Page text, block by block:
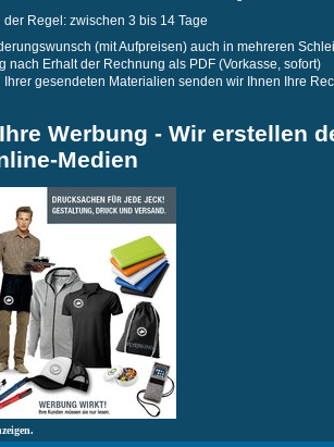
Regel: zwischen 3 bis 14 Tage
(mit Aufpreisen) auch in mehreren
nach Erhalt der Rechnung als PDF (Vorkasse, sofort)
Ihrer gesendeten Materialien senden wir Ihnen Ihre
Werbung - Wir erstellen
Medien